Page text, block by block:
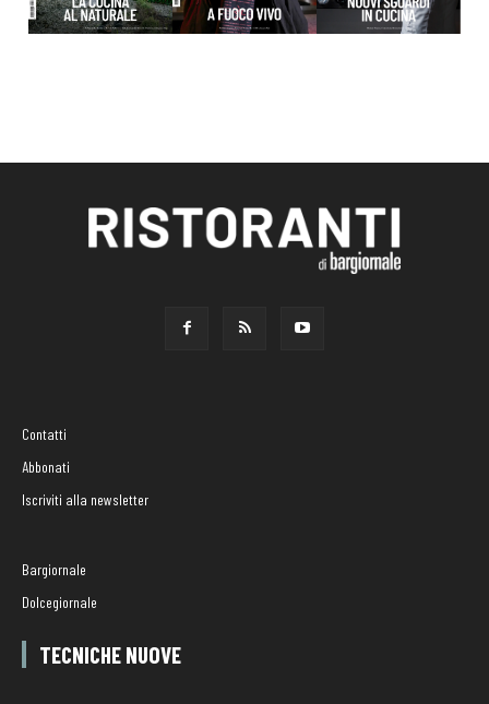
Contatti
Abbonati
Iscriviti alla newsletter
Bargiornale
Dolcegiornale
TECNICHE NUOVE